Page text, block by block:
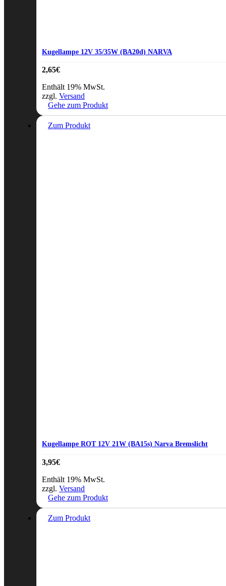
Kugellampe 12V 35/35W (BA20d) NARVA
2,65€
Enthält 19% MwSt.
zzgl. Versand
Gehe zum Produkt
Zum Produkt
Kugellampe ROT 12V 21W (BA15s) Narva Bremslicht
3,95€
Enthält 19% MwSt.
zzgl. Versand
Gehe zum Produkt
Zum Produkt